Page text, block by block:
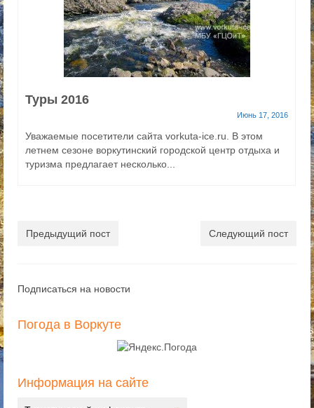
Туры 2016
Июнь 17, 2016
Уважаемые посетители сайта vorkuta-ice.ru. В этом
летнем сезоне воркутинский городской центр отдыха и
туризма предлагает несколько...
Предыдущий пост Следующий пост
Подписаться на новости
Погода в Воркуте
Информация на сайте